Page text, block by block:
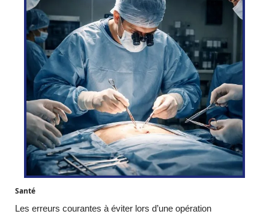
Santé
Les erreurs courantes à éviter lors d’une opération